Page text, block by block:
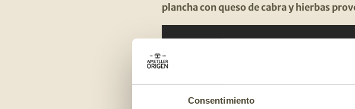
Consentimiento
plancha con queso de cabra y hierbas